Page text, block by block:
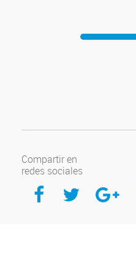
Compartir en
redes sociales
Compartir en Facebook Compartir en Twitter Compartir en Google Plus